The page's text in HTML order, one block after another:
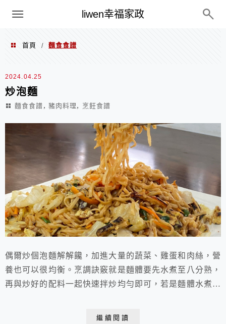
liwen幸福家政
menu
首頁 / 麵食食譜
麵食食譜
2024.04.25
炒泡麵
麵食食譜 , 豬肉料理 , 烹飪食譜
偶爾炒個泡麵解解饞，加進大量的蔬菜、雞蛋和肉絲，營
養也可以很均衡。烹調訣竅就是麵體要先水煮至八分熟，
再與炒好的配料一起快速拌炒均勻即可，若是麵體水煮太
繼續閱讀